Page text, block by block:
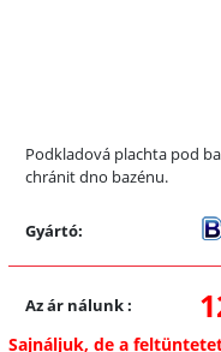
Podkladová plachta pod
chránit dno bazénu.
Gyártó:
Az ár nálunk:
Sajnáljuk, de a